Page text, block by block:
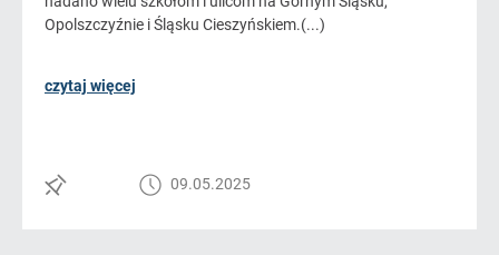
Opolszczyźnie i Śląsku Cieszyńskiem.(...)
czytaj więcej
09.05.2025